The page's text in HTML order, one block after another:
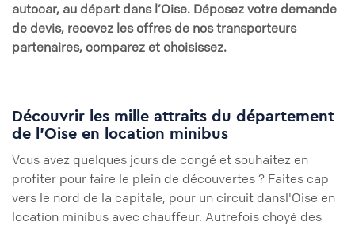
autocar, au départ dans l’Oise. Déposez votre demande
de devis, recevez les offres de nos transporteurs
partenaires, comparez et choisissez.
Découvrir les mille attraits du département
de l'Oise en location minibus
Vous avez quelques jours de congé et souhaitez en
profiter pour faire le plein de découvertes ? Faites cap
vers le nord de la capitale, pour un circuit dansl'Oise en
location minibus avec chauffeur. Autrefois choyé des